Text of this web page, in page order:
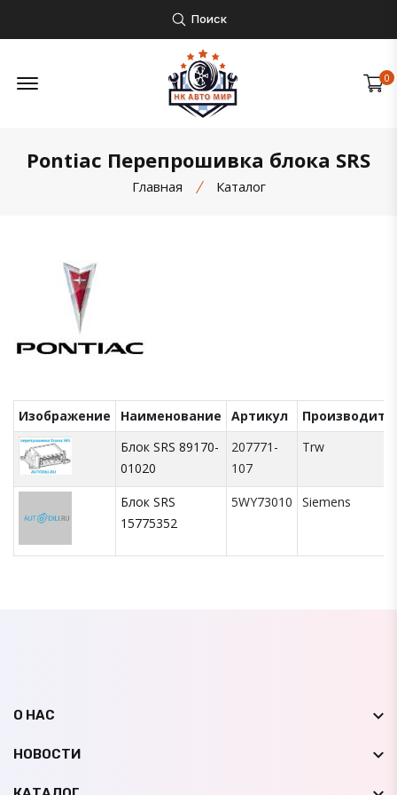
Поиск
Открыть боковое меню 0
Pontiac Перепрошивка блока SRS
Главная Каталог
Изображение Наименование Артикул
Блок SRS 89170-
01020
207771-
107
Trw
Блок SRS
15775352
5WY73010 Siemens
О НАС
НОВОСТИ